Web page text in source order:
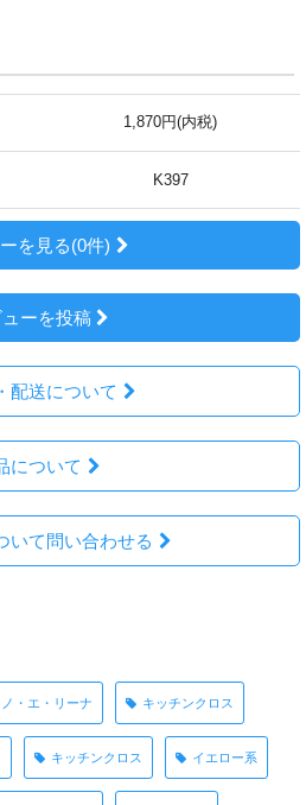
1,870円(内税)
K397
を見る(0件)
ューを投稿
配送について
について
いて問い合わせる
ノ・エ・リーナ キッチンクロス
キッチンクロス イエロー系